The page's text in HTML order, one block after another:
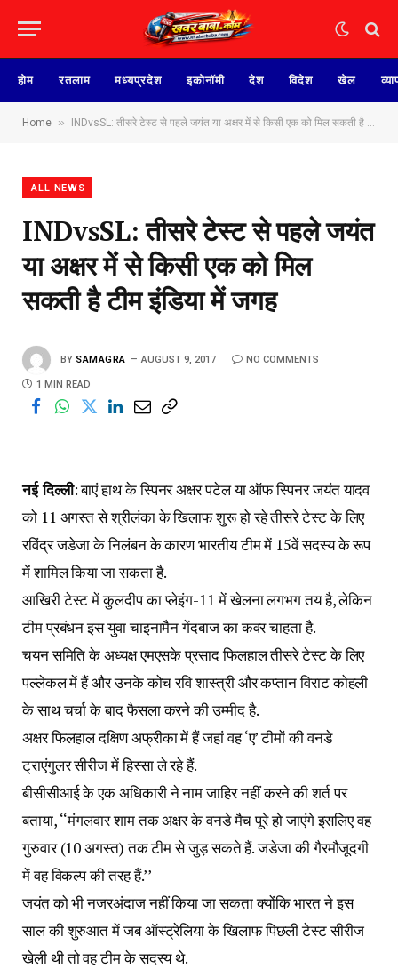
होम रतलाम मध्यप्रदेश इकोनॉमी देश विदेश खेल
Home » INDvsSL: तीसरे टेस्ट से पहले जयंत या अक्षर में से किसी एक को मिल सकती है टीम इंडिया में जगह
ALL NEWS
INDvsSL: तीसरे टेस्ट से पहले जयंत
या अक्षर में से किसी एक को मिल
सकती है टीम इंडिया में जगह
BY SAMAGRA AUGUST 9, 2017 NO COMMENTS
1 MIN READ
नई दिल्ली: बाएं हाथ के स्पिनर अक्षर पटेल या ऑफ स्पिनर जयंत यादव
को 11 अगस्त से श्रीलंका के खिलाफ शुरू हो रहे तीसरे टेस्ट के लिए
रविंद्र जडेजा के निलंबन के कारण भारतीय टीम में 15वें सदस्य के रूप
में शामिल किया जा सकता है.
आखिरी टेस्ट में कुलदीप का प्लेइंग-11 में खेलना लगभग तय है, लेकिन
टीम प्रबंधन इस युवा चाइनामैन गेंदबाज का कवर चाहता है.
चयन समिति के अध्यक्ष एमएसके प्रसाद फिलहाल तीसरे टेस्ट के लिए
पल्लेकल में हैं और उनके कोच रवि शास्त्री और कप्तान विराट कोहली
के साथ चर्चा के बाद फैसला करने की उम्मीद है.
अक्षर फिलहाल दक्षिण अफ्रीका में हैं जहां वह ‘ए’ टीमों की वनडे
ट्राएंगुलर सीरीज में हिस्सा ले रहे हैं.
बीसीसीआई के एक अधिकारी ने नाम जाहिर नहीं करने की शर्त पर
बताया, ‘‘मंगलवार शाम तक अक्षर के वनडे मैच पूरे हो जाएंगे इसलिए वह
गुरुवार (10 अगस्त) तक टीम से जुड़ सकते हैं. जडेजा की गैरमौजूदगी
में वह विकल्प की तरह हैं.’’
जयंत को भी नजरअंदाज नहीं किया जा सकता क्योंकि भारत ने इस
साल की शुरुआत में जब ऑस्ट्रेलिया के खिलाफ पिछली टेस्ट सीरीज
खेली थी तो वह टीम के सदस्य थे.